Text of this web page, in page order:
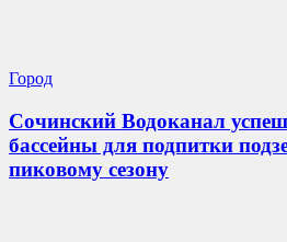
Город
Сочинский Водоканал
бассейны для подпитки
пиковому сезону